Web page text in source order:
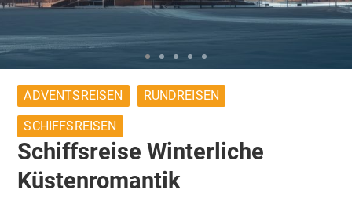
ADVENTSREISEN RUNDREISEN
SCHIFFSREISEN
Schiffsreise Winterliche
Küstenromantik